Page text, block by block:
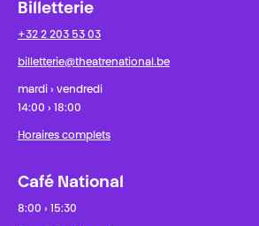
Billetterie
+32 2 203 53 03
billetterie@theatrenational.be
mardi › vendredi
14:00 › 18:00
Horaires complets
Café National
8:00 › 15:30